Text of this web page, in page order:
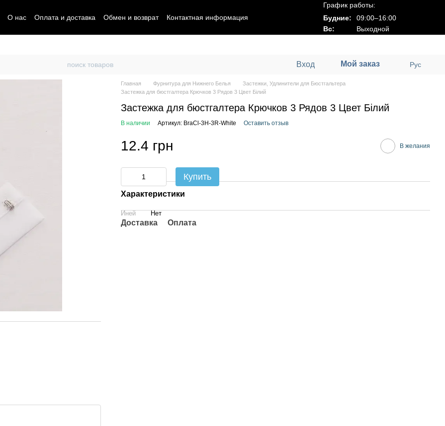
О нас Оплата и доставка Обмен и возврат Контактная информация
График работы:
Будние:
09:00–16:00
Вс:
Выходной
Вход Мой заказ Рус
Главная Фурнитура для Нижнего Белья
Застежки, Удлинители для Бюстгальтера
Застежка для бюстгалтера Крючков 3 Рядов 3 Цвет Білий
Застежка для бюстгалтера Крючков 3 Рядов 3 Цвет Білий
В наличии Артикул: BraCl-3H-3R-White Оставить отзыв
12.4 грн В желания
Купить
Характеристики
Иней Нет
Доставка Оплата